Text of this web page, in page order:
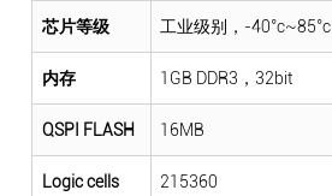
芯片等级 工业级别，-40°c~85°c
内存 1GB DDR3，32bit
QSPI FLASH 16MB
Logic cells 215360